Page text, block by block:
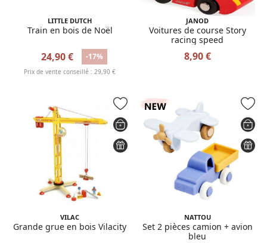
LITTLE DUTCH
Train en bois de Noël
24,90 € -17%
Prix de vente conseillé : 29,90 €
JANOD
Voitures de course Story
racing speed
8,90 €
VILAC
Grande grue en bois Vilacity
NATTOU
Set 2 pièces camion + avion
bleu